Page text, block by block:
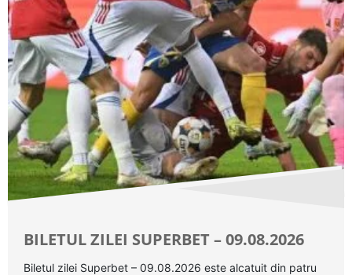
BILETUL ZILEI SUPERBET – 09.08.2026
Biletul zilei Superbet – 09.08.2026 este alcatuit din patru